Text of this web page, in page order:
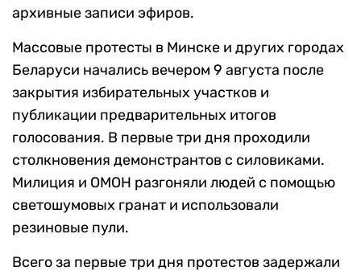
архивные записи эфиров.
Массовые протесты в Минске и других городах
Беларуси начались вечером 9 августа после
закрытия избирательных участков и
публикации предварительных итогов
голосования. В первые три дня проходили
столкновения демонстрантов с силовиками.
Милиция и ОМОН разгоняли людей с помощью
светошумовых гранат и использовали
резиновые пули.
Всего за первые три дня протестов задержали